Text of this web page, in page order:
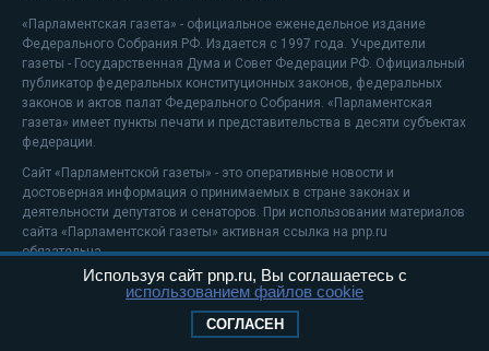
«Парламентская газета» - официальное еженедельное издание
Федерального Собрания РФ. Издается с 1997 года. Учредители
газеты - Государственная Дума и Совет Федерации РФ. Официальный
публикатор федеральных конституционных законов, федеральных
законов и актов палат Федерального Собрания. «Парламентская
газета» имеет пункты печати и представительства в десяти субъектах
федерации.
Сайт «Парламентской газеты» - это оперативные новости и
достоверная информация о принимаемых в стране законах и
деятельности депутатов и сенаторов. При использовании материалов
сайта «Парламентской газеты» активная ссылка на pnp.ru
обязательна.
На информационном ресурсе применяютсярекомендательные
Положение о защите персональных данных
Используя сайт pnp.ru, Вы соглашаетесь с
использованием файлов cookie
СОГЛАСЕН